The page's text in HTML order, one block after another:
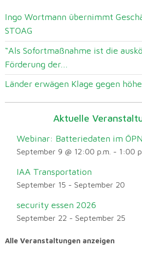
Ingo Wortmann übernimmt
STOAG
“Als Sofortmaßnahme ist die
Förderung der...
Länder erwägen Klage gegen
Aktuelle
Webinar: Batteriedaten im
September 9 @ 12:00 p.m. - 1:00
IAA Transportation
September 15 - September 20
security essen 2026
September 22 - September 25
Alle Veranstaltungen anzeigen